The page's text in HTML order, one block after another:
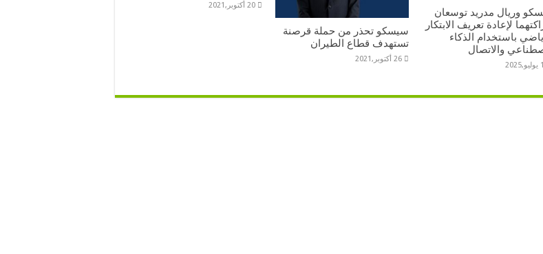
وريال مدريد توسعان
لإعادة تعريف الابتكار
باستخدام الذكاء
والاتصال
سيسكو تحذر من حملة قرصنة
تستهدف قطاع الطيران
26 أكتوبر,2021
20 أكتوبر,2021